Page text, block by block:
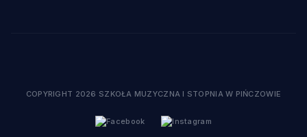
COPYRIGHT 2026 SZKOŁA MUZYCZNA I STOPNIA W PIŃCZOWIE